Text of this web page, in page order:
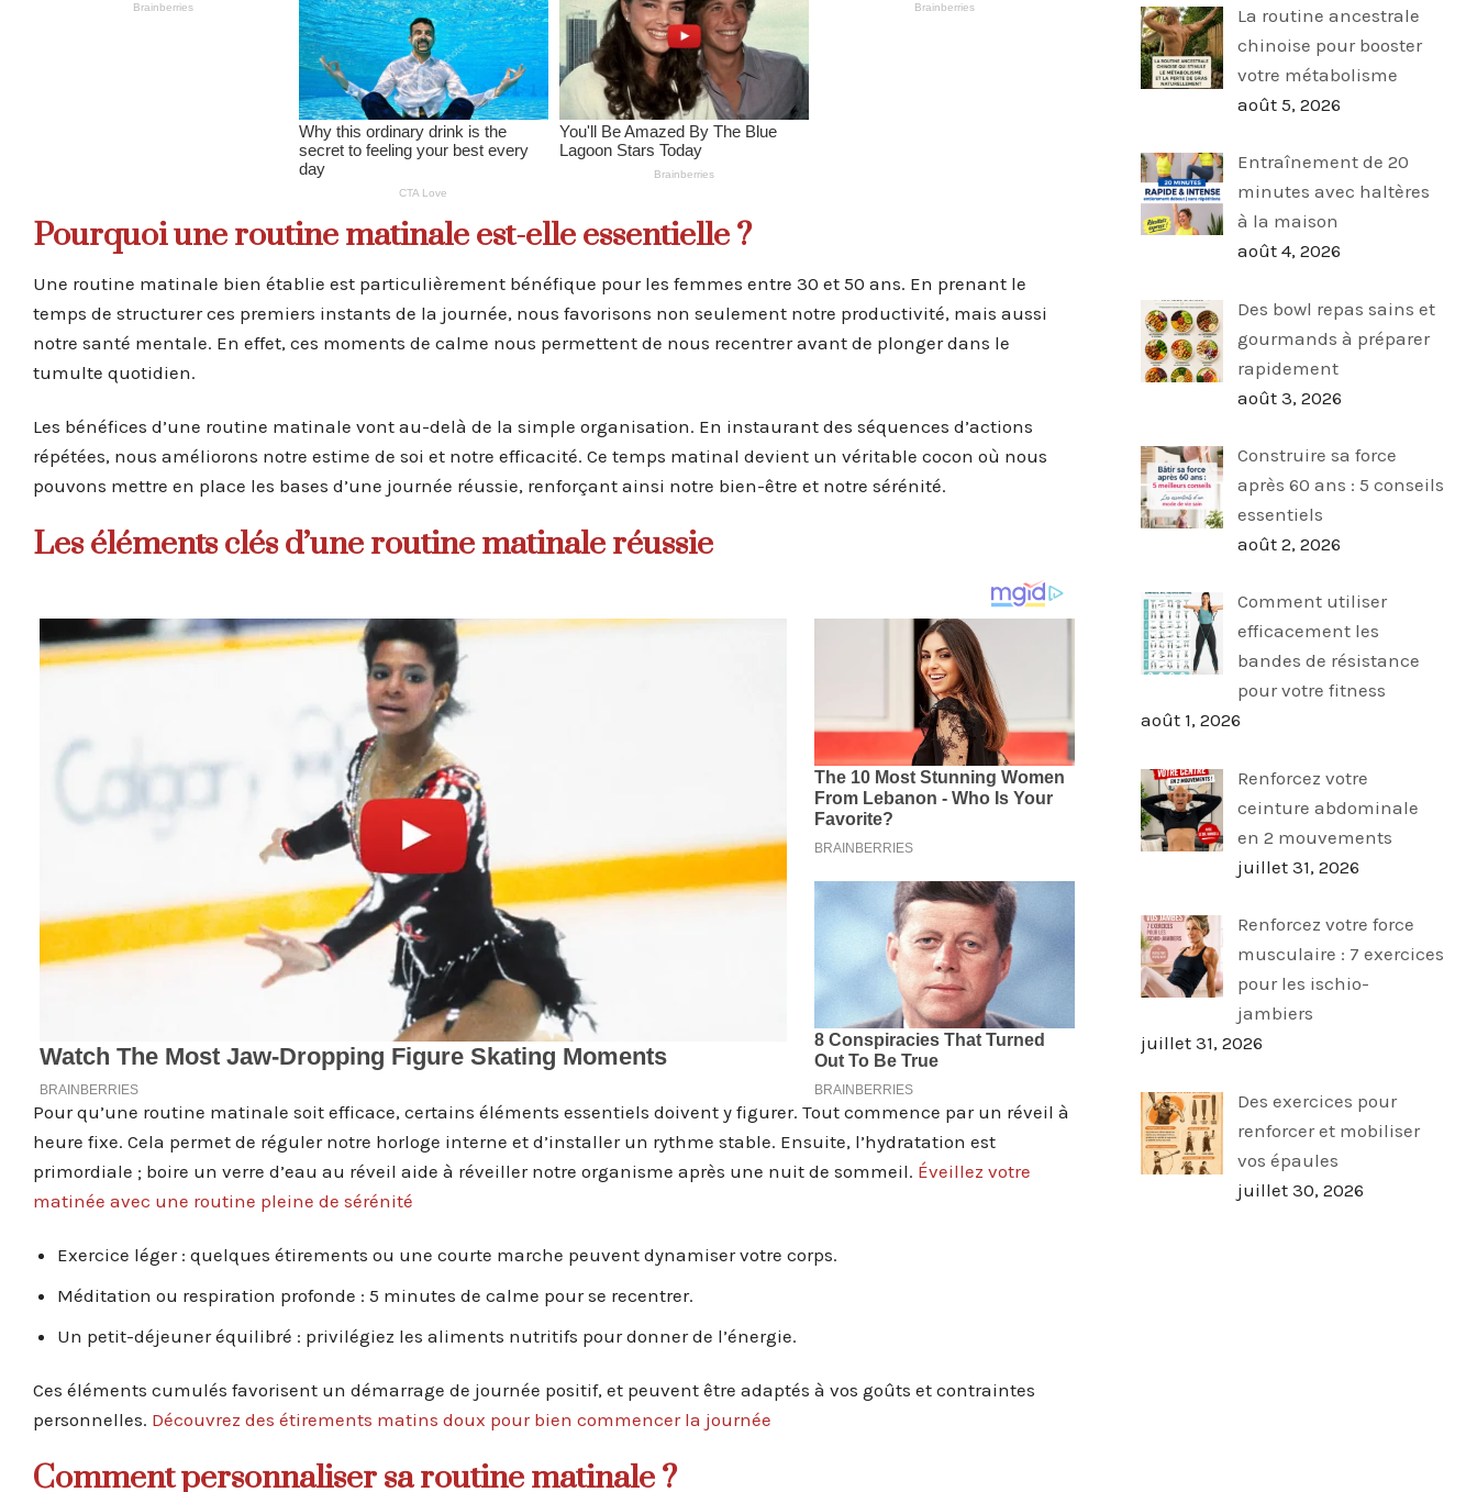
Pourquoi une routine matinale est-elle essentielle ?
Une routine matinale bien établie est particulièrement bénéfique pour les femmes entre 30 et 50 ans. En prenant le
temps de structurer ces premiers instants de la journée, nous favorisons non seulement notre productivité, mais aussi
notre santé mentale. En effet, ces moments de calme nous permettent de nous recentrer avant de plonger dans le
tumulte quotidien.
Les bénéfices d’une routine matinale vont au-delà de la simple organisation. En instaurant des séquences d’actions
répétées, nous améliorons notre estime de soi et notre efficacité. Ce temps matinal devient un véritable cocon où nous
pouvons mettre en place les bases d’une journée réussie, renforçant ainsi notre bien-être et notre sérénité.
Les éléments clés d’une routine matinale réussie
Pour qu’une routine matinale soit efficace, certains éléments essentiels doivent y figurer. Tout commence par un réveil à
heure fixe. Cela permet de réguler notre horloge interne et d’installer un rythme stable. Ensuite, l’hydratation est
primordiale ; boire un verre d’eau au réveil aide à réveiller notre organisme après une nuit de sommeil. Éveillez votre
matinée avec une routine pleine de sérénité
Exercice léger : quelques étirements ou une courte marche peuvent dynamiser votre corps.
Méditation ou respiration profonde : 5 minutes de calme pour se recentrer.
Un petit-déjeuner équilibré : privilégiez les aliments nutritifs pour donner de l’énergie.
Ces éléments cumulés favorisent un démarrage de journée positif, et peuvent être adaptés à vos goûts et contraintes
personnelles. Découvrez des étirements matins doux pour bien commencer la journée
Comment personnaliser sa routine matinale ?
La routine ancestrale
chinoise pour booster
votre métabolisme
août 5, 2026
Entraînement de 20
minutes avec haltères
à la maison
août 4, 2026
Des bowl repas sains et
gourmands à préparer
rapidement
août 3, 2026
Construire sa force
après 60 ans : 5 conseils
essentiels
août 2, 2026
Comment utiliser
efficacement les
bandes de résistance
pour votre fitness
août 1, 2026
Renforcez votre
ceinture abdominale
en 2 mouvements
juillet 31, 2026
Renforcez votre force
musculaire : 7 exercices
pour les ischio-
jambiers
juillet 31, 2026
Des exercices pour
renforcer et mobiliser
vos épaules
juillet 30, 2026